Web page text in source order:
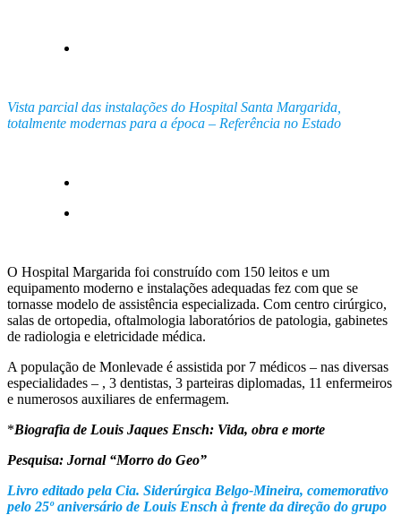
Vista parcial das instalações do Hospital Santa Margarida,
totalmente modernas para a época – Referência no Estado
O Hospital Margarida foi construído com 150 leitos e um
equipamento moderno e instalações adequadas fez com que se
tornasse modelo de assistência especializada. Com centro cirúrgico,
salas de ortopedia, oftalmologia laboratórios de patologia, gabinetes
de radiologia e eletricidade médica.
A população de Monlevade é assistida por 7 médicos – nas diversas
especialidades – , 3 dentistas, 3 parteiras diplomadas, 11 enfermeiros
e numerosos auxiliares de enfermagem.
*Biografia de Louis Jaques Ensch: Vida, obra e morte
Pesquisa: Jornal “Morro do Geo”
Livro editado pela Cia. Siderúrgica Belgo-Mineira, comemorativo
pelo 25º aniversário de Louis Ensch à frente da direção do grupo